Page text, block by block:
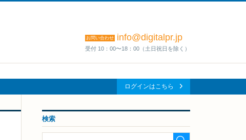
お問い合わせ info@digitalpr.jp
受付 10：00〜18：00（土日祝日を除く）
ログインはこちら
検索